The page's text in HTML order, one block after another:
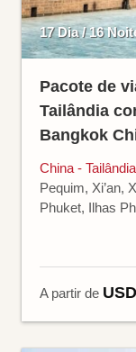
17 Dia / 16
Pacote de
Tailândia
Bangkok
China - Tailândia
Pequim, Xi’an,
Phuket, Ilhas
A partir de